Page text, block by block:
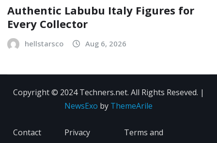
Authentic Labubu Italy Figures for
Every Collector
hellstarsco Aug 6, 2026
Copyright © 2024 Techners.net. All Rights Reseved. |
NewsExo by ThemeArile
Contact
Privacy
Terms and